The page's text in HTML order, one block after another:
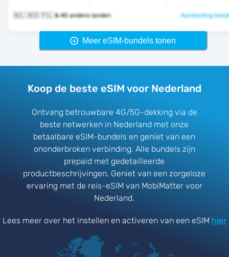
🇳🇱 🇳🇴 🇵🇱 & 40 andere landen Aanbieding
Meer eSIM-bundels tonen
Koop de beste eSIM voor Nederland
Ontvang betrouwbare 4G/5G-dekking via de
beste netwerken in Nederland met onze
betaalbare eSIM-bundels en geniet van een
ononderbroken verbinding. Alle bundels zijn
prepaid met gedetailleerde
productbeschrijvingen. Geniet van een zorgeloze
ervaring met de reis-eSIM van MobiMatter voor
Nederland.
Lees meer over het instellen en activeren van een eSIM hier